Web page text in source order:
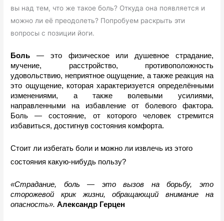
вы над тем, что же такое боль? Откуда она появляется и
можно ли её преодолеть? Попробуем раскрыть эти
вопросы с позиции йоги.
Боль — это физическое или душевное страдание,
мучение, расстройство, противоположность
удовольствию, неприятное ощущение, а также реакция на
это ощущение, которая характеризуется определёнными
изменениями, а также волевыми усилиями,
направленными на избавление от болевого фактора.
Боль — состояние, от которого человек стремится
избавиться, достигнув состояния комфорта.
Стоит ли избегать боли и можно ли извлечь из этого
состояния какую-нибудь пользу?
«Страдание, боль — это вызов на борьбу, это
сторожевой крик жизни, обращающий внимание на
опасность». Александр Герцен